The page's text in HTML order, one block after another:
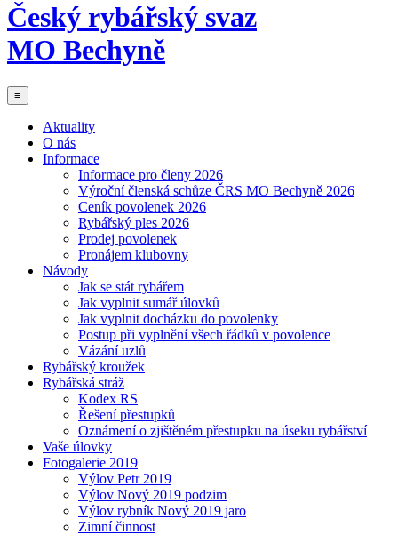
Český rybářský svaz
MO Bechyně
≡
Aktuality
O nás
Informace
Informace pro členy 2026
Výroční členská schůze ČRS MO Bechyně 2026
Ceník povolenek 2026
Rybářský ples 2026
Prodej povolenek
Pronájem klubovny
Návody
Jak se stát rybářem
Jak vyplnit sumář úlovků
Jak vyplnit docházku do povolenky
Postup při vyplnění všech řádků v povolence
Vázání uzlů
Rybářský kroužek
Rybářská stráž
Kodex RS
Řešení přestupků
Oznámení o zjištěném přestupku na úseku rybářství
Vaše úlovky
Fotogalerie 2019
Výlov Petr 2019
Výlov Nový 2019 podzim
Výlov rybník Nový 2019 jaro
Zimní činnost